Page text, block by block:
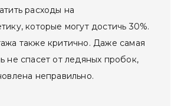
расходы на
которые могут достичь 30%.
также критично. Даже самая
не спасет от ледяных пробок,
​​неправильно.